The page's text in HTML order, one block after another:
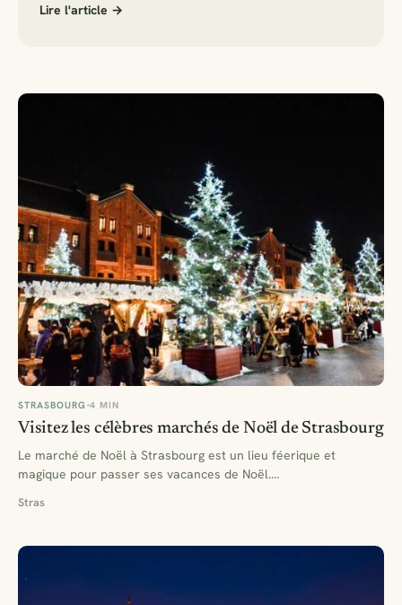
Lire l'article →
STRASBOURG 4 MIN
Visitez les célèbres marchés de Noël de Strasbourg
Le marché de Noël à Strasbourg est un lieu féerique et
magique pour passer ses vacances de Noël.…
Stras